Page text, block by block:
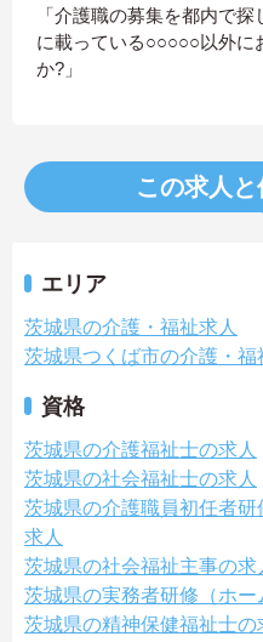
「介護職の募集を都内で
に載っている○○○○○以外に
か?」
この求人
エリア
茨城県の介護・福祉求人
茨城県つくば市の介護・福
資格
茨城県の介護福祉士の求人
茨城県の社会福祉士の求人
茨城県の介護職員初任者
求人
茨城県の社会福祉主事の求
茨城県の実務者研修（ホー
茨城県の精神保健福祉士の